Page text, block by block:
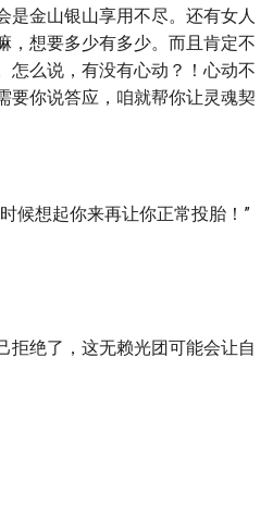
是金山银山享用不尽。还有女人
，想要多少有多少。而且肯定不
怎么说，有没有心动？！心动不
要你说答应，咱就帮你让灵魂契
候想起你来再让你正常投胎！”
拒绝了，这无赖光团可能会让自